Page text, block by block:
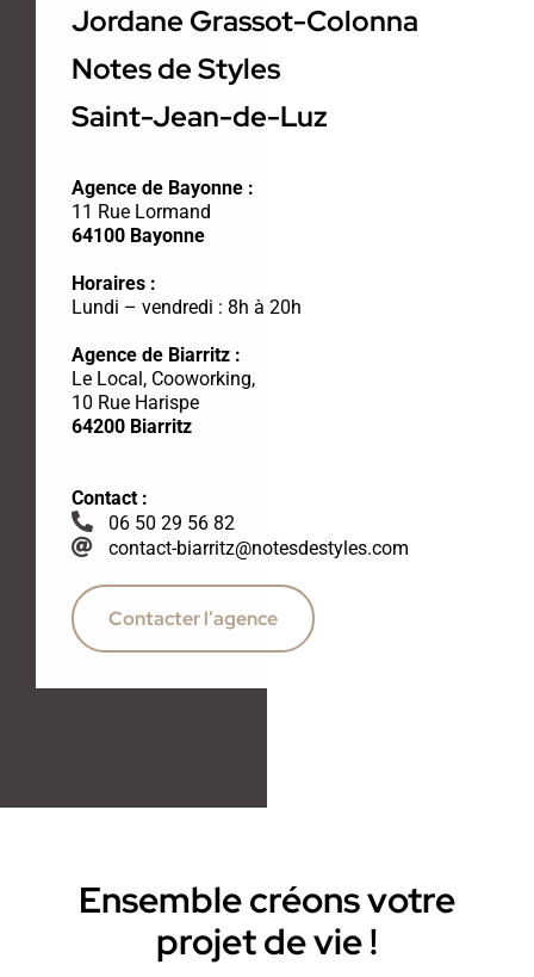
Jordane Grassot-Colonna
Notes de Styles
Saint-Jean-de-Luz
Agence de Bayonne :
11 Rue Lormand
64100 Bayonne
Horaires :
Lundi – vendredi : 8h à 20h
Agence de Biarritz :
Le Local, Cooworking,
10 Rue Harispe
64200 Biarritz
Contact :
06 50 29 56 82
contact-biarritz@notesdestyles.com
Contacter l’agence
Ensemble créons votre
projet de vie !